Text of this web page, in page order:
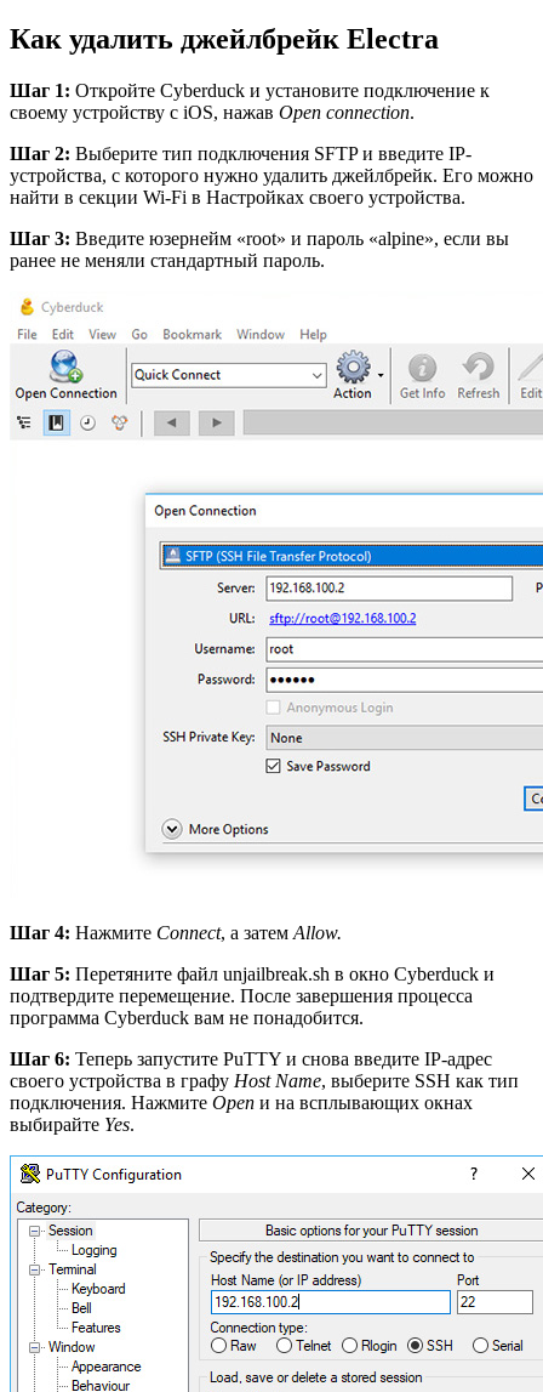
Как удалить джейлбрейк Electra
Шаг 1: Откройте Cyberduck и установите подключение к
своему устройству с iOS, нажав Open connection.
Шаг 2: Выберите тип подключения SFTP и введите IP-
устройства, с которого нужно удалить джейлбрейк. Его можно
найти в секции Wi-Fi в Настройках своего устройства.
Шаг 3: Введите юзернейм «root» и пароль «alpine», если вы
ранее не меняли стандартный пароль.
Шаг 4: Нажмите Connect, а затем Allow.
Шаг 5: Перетяните файл unjailbreak.sh в окно Cyberduck и
подтвердите перемещение. После завершения процесса
программа Cyberduck вам не понадобится.
Шаг 6: Теперь запустите PuTTY и снова введите IP-адрес
своего устройства в графу Host Name, выберите SSH как тип
подключения. Нажмите Open и на всплывающих окнах
выбирайте Yes.